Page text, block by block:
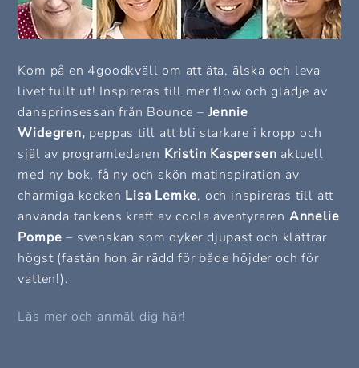
Kom på en 4goodkväll om att äta, älska och leva
livet fullt ut! Inspireras till mer flow och glädje av
dansprinsessan från Bounce – Jennie
Widegren, peppas till att bli starkare i kropp och
själ av programledaren Kristin Kaspersen aktuell
med ny bok, få ny och skön matinspiration av
charmiga kocken Lisa Lemke, och inspireras till att
använda tankens kraft av coola äventyraren Annelie
Pompe – svenskan som dyker djupast och klättrar
högst (fastän hon är rädd för både höjder och för
vatten!).
Läs mer och anmäl dig här!